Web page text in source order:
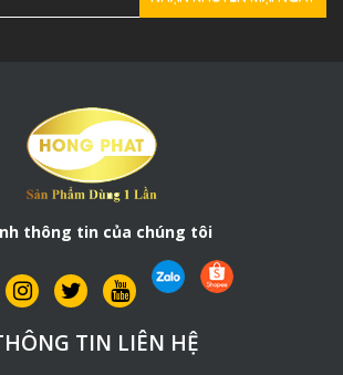
thông tin của chúng tôi
TIN LIÊN HỆ